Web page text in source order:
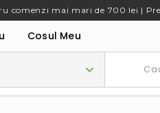
comenzi mai mari de 700 lei |
Cosul Meu